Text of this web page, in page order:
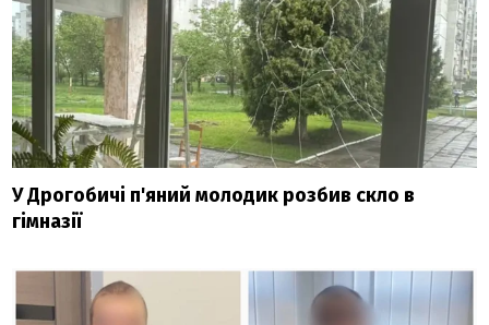
У Дрогобичі п'яний молодик розбив скло в
гімназії